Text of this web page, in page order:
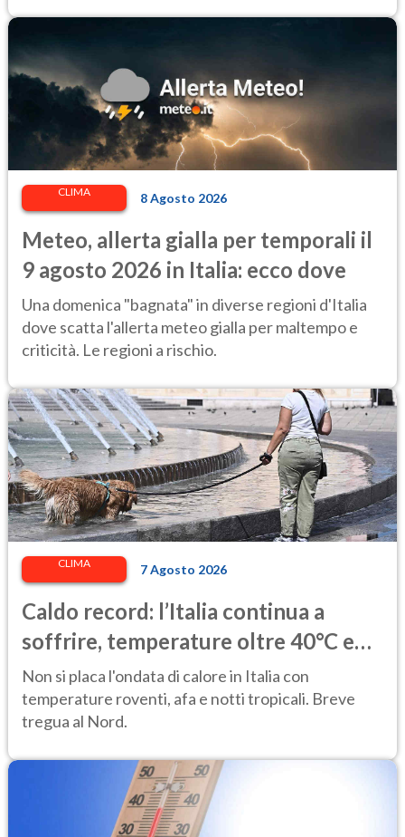
CLIMA 8 Agosto 2026
Meteo, allerta gialla per temporali il
9 agosto 2026 in Italia: ecco dove
Una domenica "bagnata" in diverse regioni d'Italia
dove scatta l'allerta meteo gialla per maltempo e
criticità. Le regioni a rischio.
CLIMA 7 Agosto 2026
Caldo record: l’Italia continua a
soffrire, temperature oltre 40°C e
afa per altri 10 giorni
Non si placa l'ondata di calore in Italia con
temperature roventi, afa e notti tropicali. Breve
tregua al Nord.